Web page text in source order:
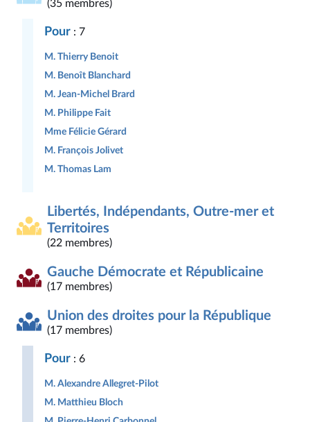
(35 membres)
Pour : 7
M. Thierry Benoit
M. Benoît Blanchard
M. Jean-Michel Brard
M. Philippe Fait
Mme Félicie Gérard
M. François Jolivet
M. Thomas Lam
Libertés, Indépendants, Outre-mer et
Territoires
(22 membres)
Gauche Démocrate et Républicaine
(17 membres)
Union des droites pour la République
(17 membres)
Pour : 6
M. Alexandre Allegret-Pilot
M. Matthieu Bloch